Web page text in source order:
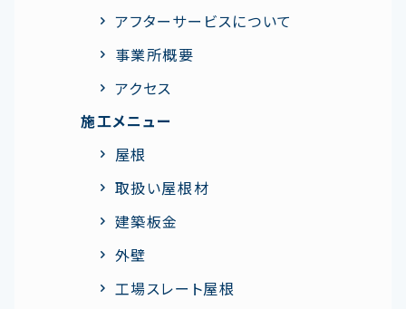
アフターサービスについて
事業所概要
アクセス
施工メニュー
屋根
取扱い屋根材
建築板金
外壁
工場スレート屋根